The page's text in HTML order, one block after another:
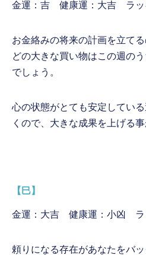
金運：吉 健康運：大吉 ラッ
お金絡みの将来の計画を立て
どの大きな買い物はこの週の
でしょう。
心の状態がとても安定してい
くので、大きな成果を上げる事
【巳】
金運：大吉 健康運：小凶 ラ
頼りになる存在があなたをバ